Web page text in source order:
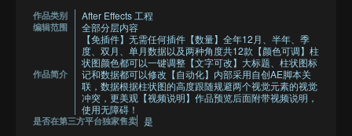
作品类别 After Effects 工程
编辑范围 全部分层内容
作品简介
【免插件】无需任何插件【数量】全年12月、半年、季
度、双月、单月数据以及两种角度共12款【颜色可调】柱
状图颜色都可以一键调整【文字可改】大标题、柱状图标
记和数据都可以修改【自动化】内部采用自创AE脚本关
联，数据根据柱状图的高度跟随规避两个视觉元素的视觉
冲突，更美观【视频说明】作品预览后面附带视频说明，
使用无障碍！
是否在第三方平台独家售卖 是